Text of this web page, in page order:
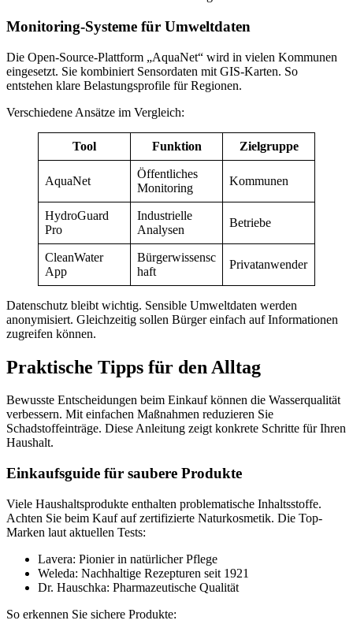
Monitoring-Systeme für Umweltdaten
Die Open-Source-Plattform „AquaNet“ wird in vielen Kommunen
eingesetzt. Sie kombiniert Sensordaten mit GIS-Karten. So
entstehen klare Belastungsprofile für Regionen.
Verschiedene Ansätze im Vergleich:
Tool Funktion Zielgruppe
AquaNet
Öffentliches
Monitoring
Kommunen
HydroGuard
Pro
Industrielle
Analysen
Betriebe
CleanWater
App
Bürgerwissensc
haft
Privatanwender
Datenschutz bleibt wichtig. Sensible Umweltdaten werden
anonymisiert. Gleichzeitig sollen Bürger einfach auf Informationen
zugreifen können.
Praktische Tipps für den Alltag
Bewusste Entscheidungen beim Einkauf können die Wasserqualität
verbessern. Mit einfachen Maßnahmen reduzieren Sie
Schadstoffeinträge. Diese Anleitung zeigt konkrete Schritte für Ihren
Haushalt.
Einkaufsguide für saubere Produkte
Viele Haushaltsprodukte enthalten problematische Inhaltsstoffe.
Achten Sie beim Kauf auf zertifizierte Naturkosmetik. Die Top-
Marken laut aktuellen Tests:
Lavera: Pionier in natürlicher Pflege
Weleda: Nachhaltige Rezepturen seit 1921
Dr. Hauschka: Pharmazeutische Qualität
So erkennen Sie sichere Produkte: